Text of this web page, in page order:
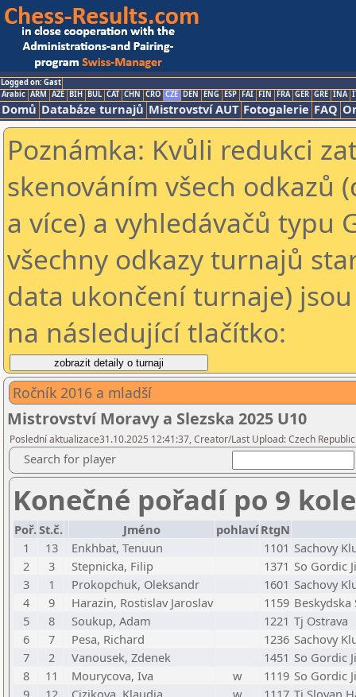
Logged on: Gast
Arabic ARM AZE BIH BUL CAT CHN CRO CZE DEN ENG ESP FAI FIN FRA GER GRE INA
Domů Databáze turnajů Mistrovství AUT Fotogalerie FAQ
Poznámka: Kvůli redukci
skenováním všech odkazů
a více) a vyhledávačů typu
všechny odkazy turnajů
data ukončení turnaje)
na následující tlačítko:
Ročník 2016 a mladší
Mistrovství Moravy a Slezska 2025 U10
Poslední aktualizace31.10.2025 12:41:37, Creator/Last Upload: Czech
Search for player
Konečné pořadí po 9
Poř.St.č. Jméno pohlaví RtgN
1
13 Enkhbat, Tenuun 1101 Sachovy
2
3 Stepnicka, Filip 1371 So Gordic
3
1 Prokopchuk, Oleksandr 1601 Sachovy
4
9 Harazin, Rostislav Jaroslav 1159 Beskydska
5
8 Soukup, Adam 1221 Tj Ostrava
6
7 Pesa, Richard 1236 Sachovy
7
2 Vanousek, Zdenek 1451 So Gordic
8
11 Mourycova, Iva w 1119 So Gordic
9
12 Cizikova, Klaudia w 1117 Tj Slovan